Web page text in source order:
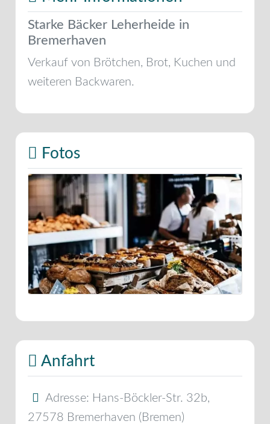
Starke Bäcker Leherheide in
Bremerhaven
Verkauf von Brötchen, Brot, Kuchen und
weiteren Backwaren.
Fotos
Anfahrt
Adresse: Hans-Böckler-Str. 32b,
27578 Bremerhaven ( Bremen)